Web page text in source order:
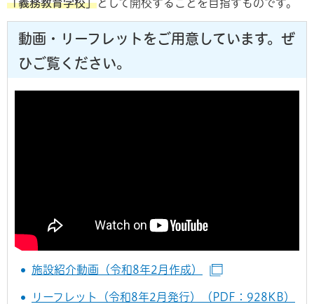
「義務教育学校」として開校することを目指すものです。
動画・リーフレットをご用意しています。ぜ
ひご覧ください。
施設紹介動画（令和8年2月作成）
リーフレット（令和8年2月発行）（PDF：928KB）